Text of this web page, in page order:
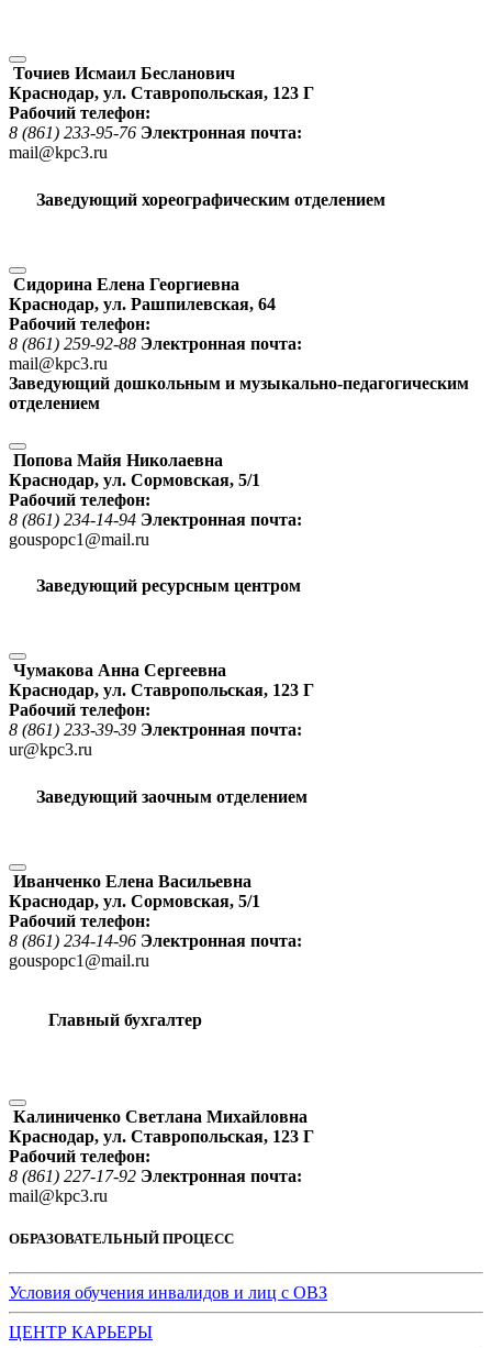
Точиев Исмаил Бесланович
Краснодар, ул. Ставропольская, 123 Г
Рабочий телефон:
8 (861) 233-95-76 Электронная почта:
mail@kpc3.ru
Заведующий хореографическим отделением
Сидорина Елена Георгиевна
Краснодар, ул. Рашпилевская, 64
Рабочий телефон:
8 (861) 259-92-88 Электронная почта:
mail@kpc3.ru
Заведующий дошкольным и музыкально-педагогическим
отделением
Попова Майя Николаевна
Краснодар, ул. Сормовская, 5/1
Рабочий телефон:
8 (861) 234-14-94 Электронная почта:
gouspopc1@mail.ru
Заведующий ресурсным центром
Чумакова Анна Сергеевна
Краснодар, ул. Ставропольская, 123 Г
Рабочий телефон:
8 (861) 233-39-39 Электронная почта:
ur@kpc3.ru
Заведующий заочным отделением
Иванченко Елена Васильевна
Краснодар, ул. Сормовская, 5/1
Рабочий телефон:
8 (861) 234-14-96 Электронная почта:
gouspopc1@mail.ru
Главный бухгалтер
Калиниченко Светлана Михайловна
Краснодар, ул. Ставропольская, 123 Г
Рабочий телефон:
8 (861) 227-17-92 Электронная почта:
mail@kpc3.ru
ОБРАЗОВАТЕЛЬНЫЙ ПРОЦЕСС
Условия обучения инвалидов и лиц с ОВЗ
ЦЕНТР КАРЬЕРЫ